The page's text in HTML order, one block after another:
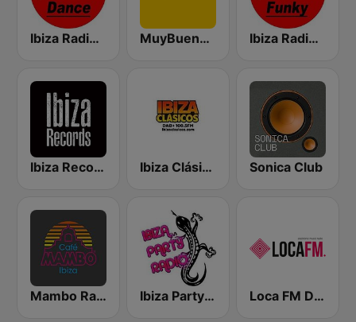
Ibiza Radios - Dance MuyBuena Ibiza Ibiza Radios - Funky
Ibiza Records Ibiza Clásicos Sonica Club
Mambo Radio Ibiza Party Radio Loca FM Drum&Bass